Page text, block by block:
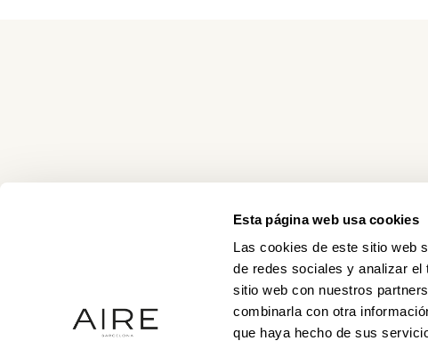
Esta página web usa cookies
Las cookies de este sitio web
de redes sociales y analizar
sitio web con nuestros
combinarla con otra
que haya hecho de sus